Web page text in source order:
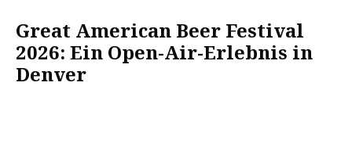
Great American Beer Festival
2026: Ein Open-Air-Erlebnis in
Denver